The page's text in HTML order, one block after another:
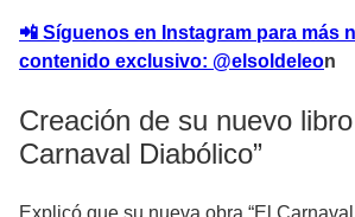
📲 Síguenos en Instagram para más
contenido exclusivo: @elsoldeleon
Creación de su nuevo libro
Carnaval Diabólico”